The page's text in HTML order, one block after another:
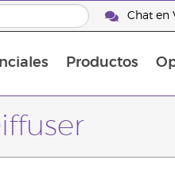
Chat en
Productos